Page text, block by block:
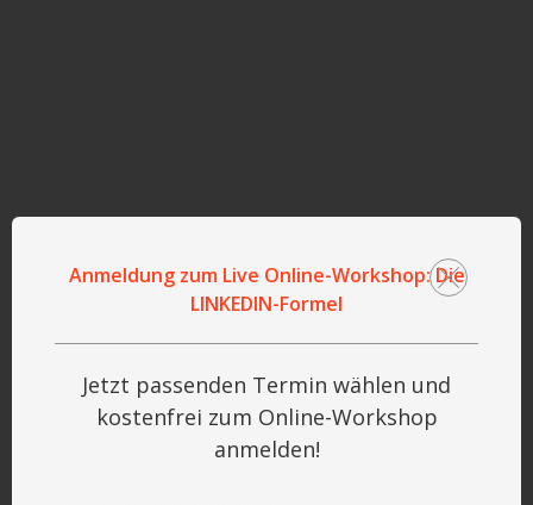
Anmeldung zum Live Online-Workshop: Die
LINKEDIN-Formel
Jetzt passenden Termin wählen und
kostenfrei zum Online-Workshop
anmelden!